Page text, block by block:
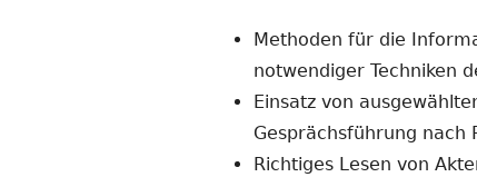
Methoden für die
notwendiger Techniken
Einsatz von
Gesprächsführung nach
Richtiges Lesen von